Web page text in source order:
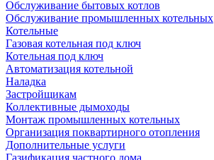
Обслуживание бытовых котлов
Обслуживание промышленных котельных
Котельные
Газовая котельная под ключ
Котельная под ключ
Автоматизация котельной
Наладка
Застройщикам
Коллективные дымоходы
Монтаж промышленных котельных
Организация поквартирного отопления
Дополнительные услуги
Газификация частного дома